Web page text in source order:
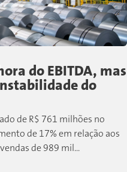
do EBITDA, mas
do
de R$ 761 milhões no
de 17% em relação aos
de 989 mil...